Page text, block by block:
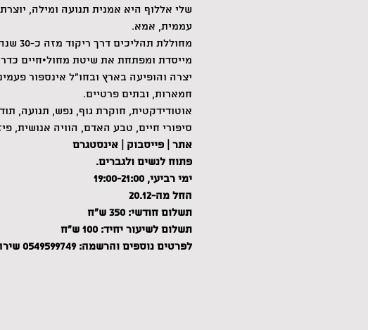
שלי אללוף היא אמנית תנועה ומילה,
עממית, אמא.
מחוללת תהליכים דרך ריקוד מזה כ-30 שנה.
מייסדת ומפתחת את שיטת מחול•חיים
יצרה והופיעה בארץ ובחו"ל אינספור
חמארות, ובתים פרטיים.
אוטודידקטית, חוקרת גוף, נפש, תנועה,
סיפורי חיים, טבע האדם, הוויה אנושית,
אתר | פייסבוק | אינסטגרם
פתוח לנשים ולגברים.
ימי רביעי, 19:00-21:00
החל מה-20.12
תשלום חודשי: 350 ש"ח
תשלום לשיעור יחיד: 100 ש"ח
לפרטים נוספים והרשמה: 0549599749 שירה